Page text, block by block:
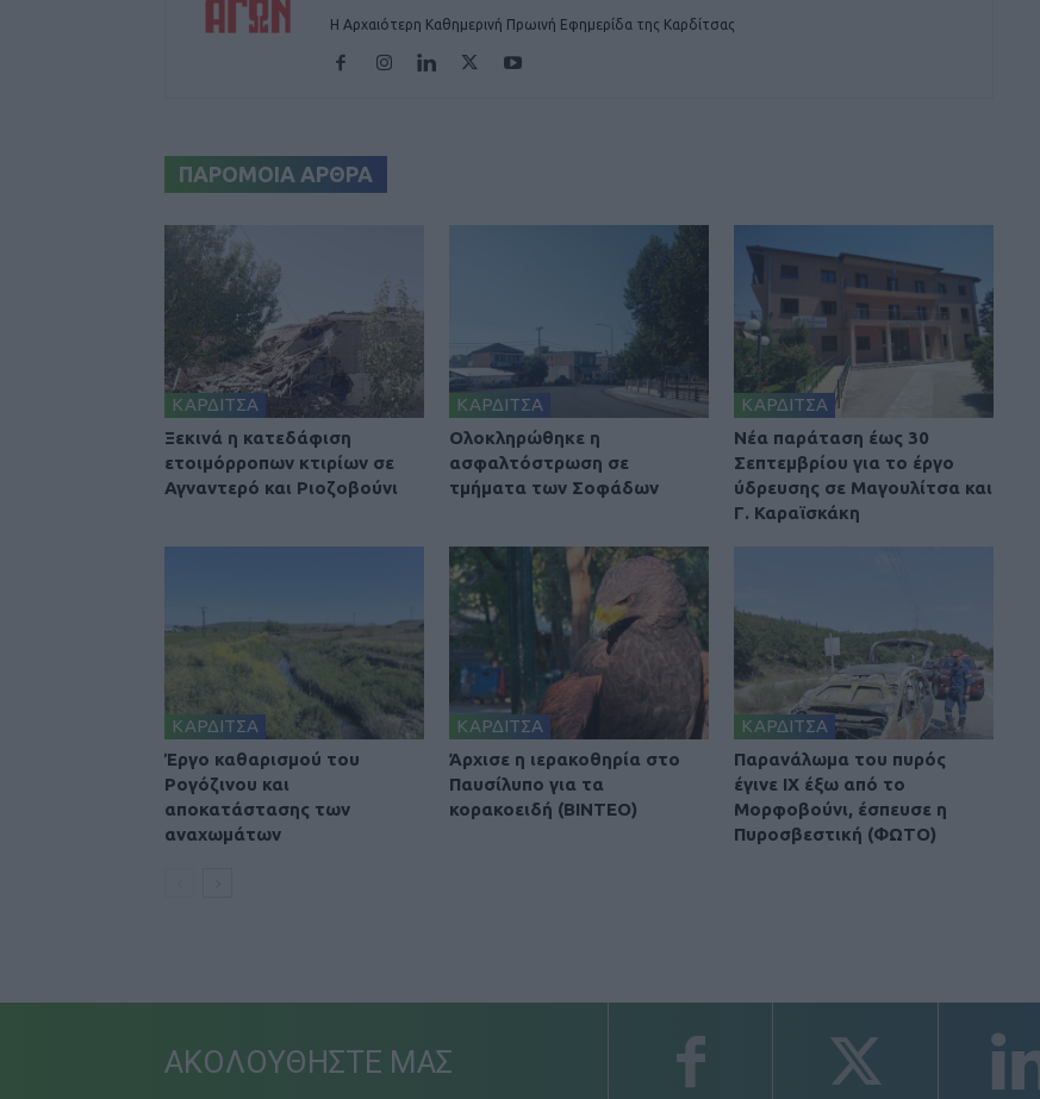
Η Αρχαιότερη Καθημερινή Πρωινή Εφημερίδα της Καρδίτσας
ΠΑΡΟΜΟΙΑ ΑΡΘΡΑ
ΚΑΡΔΙΤΣΑ
Ξεκινά η κατεδάφιση
ετοιμόρροπων κτιρίων σε
Αγναντερό και Ριοζοβούνι
ΚΑΡΔΙΤΣΑ
Ολοκληρώθηκε η
ασφαλτόστρωση σε
τμήματα των Σοφάδων
ΚΑΡΔΙΤΣΑ
Νέα παράταση έως 30
Σεπτεμβρίου για το έργο
ύδρευσης σε Μαγουλίτσα και
Γ. Καραϊσκάκη
ΚΑΡΔΙΤΣΑ
Έργο καθαρισμού του
Ρογόζινου και
αποκατάστασης των
αναχωμάτων
ΚΑΡΔΙΤΣΑ
Άρχισε η ιερακοθηρία στο
Παυσίλυπο για τα
κορακοειδή (ΒΙΝΤΕΟ)
ΚΑΡΔΙΤΣΑ
Παρανάλωμα του πυρός
έγινε ΙΧ έξω από το
Μορφοβούνι, έσπευσε η
Πυροσβεστική (ΦΩΤΟ)
ΑΚΟΛΟΥΘΗΣΤΕ ΜΑΣ